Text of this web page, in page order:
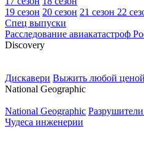
19 сезон 20 сезон 21 сезон 22
Спец выпуски
Расследование авиакатастроф
Discovery
Дискавери Выжить любой ценой
National Geographic
National Geographic
Чудеса инженерии